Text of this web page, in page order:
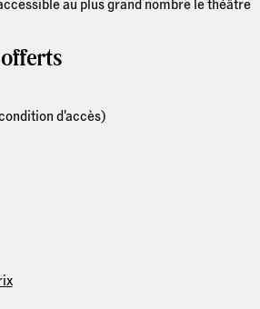
d'accès)
au plus grand nombre le théâtre